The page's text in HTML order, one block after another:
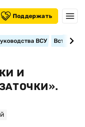
Поддержать
ВСУ
И